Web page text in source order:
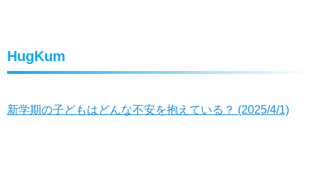
HugKum
新学期の子どもはどんな不安を抱えている？ (2025/4/1)